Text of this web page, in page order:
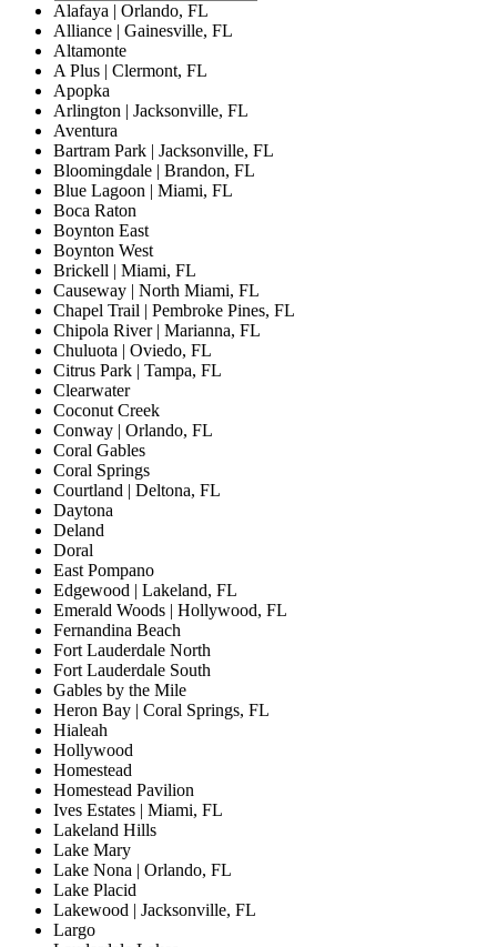
Alafaya | Orlando, FL
Alliance | Gainesville, FL
Altamonte
A Plus | Clermont, FL
Apopka
Arlington | Jacksonville, FL
Aventura
Bartram Park | Jacksonville, FL
Bloomingdale | Brandon, FL
Blue Lagoon | Miami, FL
Boca Raton
Boynton East
Boynton West
Brickell | Miami, FL
Causeway | North Miami, FL
Chapel Trail | Pembroke Pines, FL
Chipola River | Marianna, FL
Chuluota | Oviedo, FL
Citrus Park | Tampa, FL
Clearwater
Coconut Creek
Conway | Orlando, FL
Coral Gables
Coral Springs
Courtland | Deltona, FL
Daytona
Deland
Doral
East Pompano
Edgewood | Lakeland, FL
Emerald Woods | Hollywood, FL
Fernandina Beach
Fort Lauderdale North
Fort Lauderdale South
Gables by the Mile
Heron Bay | Coral Springs, FL
Hialeah
Hollywood
Homestead
Homestead Pavilion
Ives Estates | Miami, FL
Lakeland Hills
Lake Mary
Lake Nona | Orlando, FL
Lake Placid
Lakewood | Jacksonville, FL
Largo